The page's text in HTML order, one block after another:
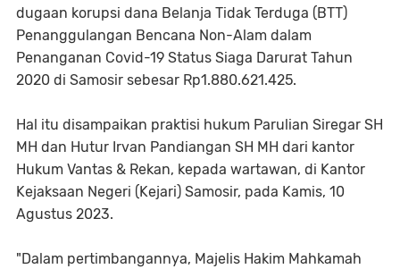
dugaan korupsi dana Belanja Tidak Terduga (BTT)
Penanggulangan Bencana Non-Alam dalam
Penanganan Covid-19 Status Siaga Darurat Tahun
2020 di Samosir sebesar Rp1.880.621.425.
Hal itu disampaikan praktisi hukum Parulian Siregar SH
MH dan Hutur Irvan Pandiangan SH MH dari kantor
Hukum Vantas & Rekan, kepada wartawan, di Kantor
Kejaksaan Negeri (Kejari) Samosir, pada Kamis, 10
Agustus 2023.
"Dalam pertimbangannya, Majelis Hakim Mahkamah